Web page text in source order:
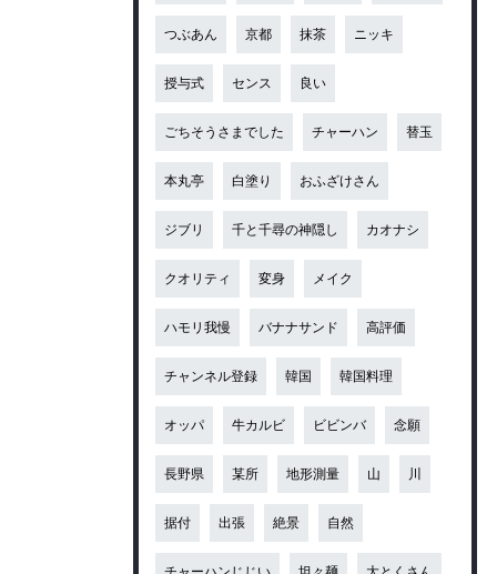
つぶあん 京都 抹茶 ニッキ
授与式 センス 良い
ごちそうさまでした チャーハン 替玉
本丸亭 白塗り おふざけさん
ジブリ 千と千尋の神隠し カオナシ
クオリティ 変身 メイク
ハモリ我慢 バナナサンド 高評価
チャンネル登録 韓国 韓国料理
オッパ 牛カルビ ビビンバ 念願
長野県 某所 地形測量 山 川
据付 出張 絶景 自然